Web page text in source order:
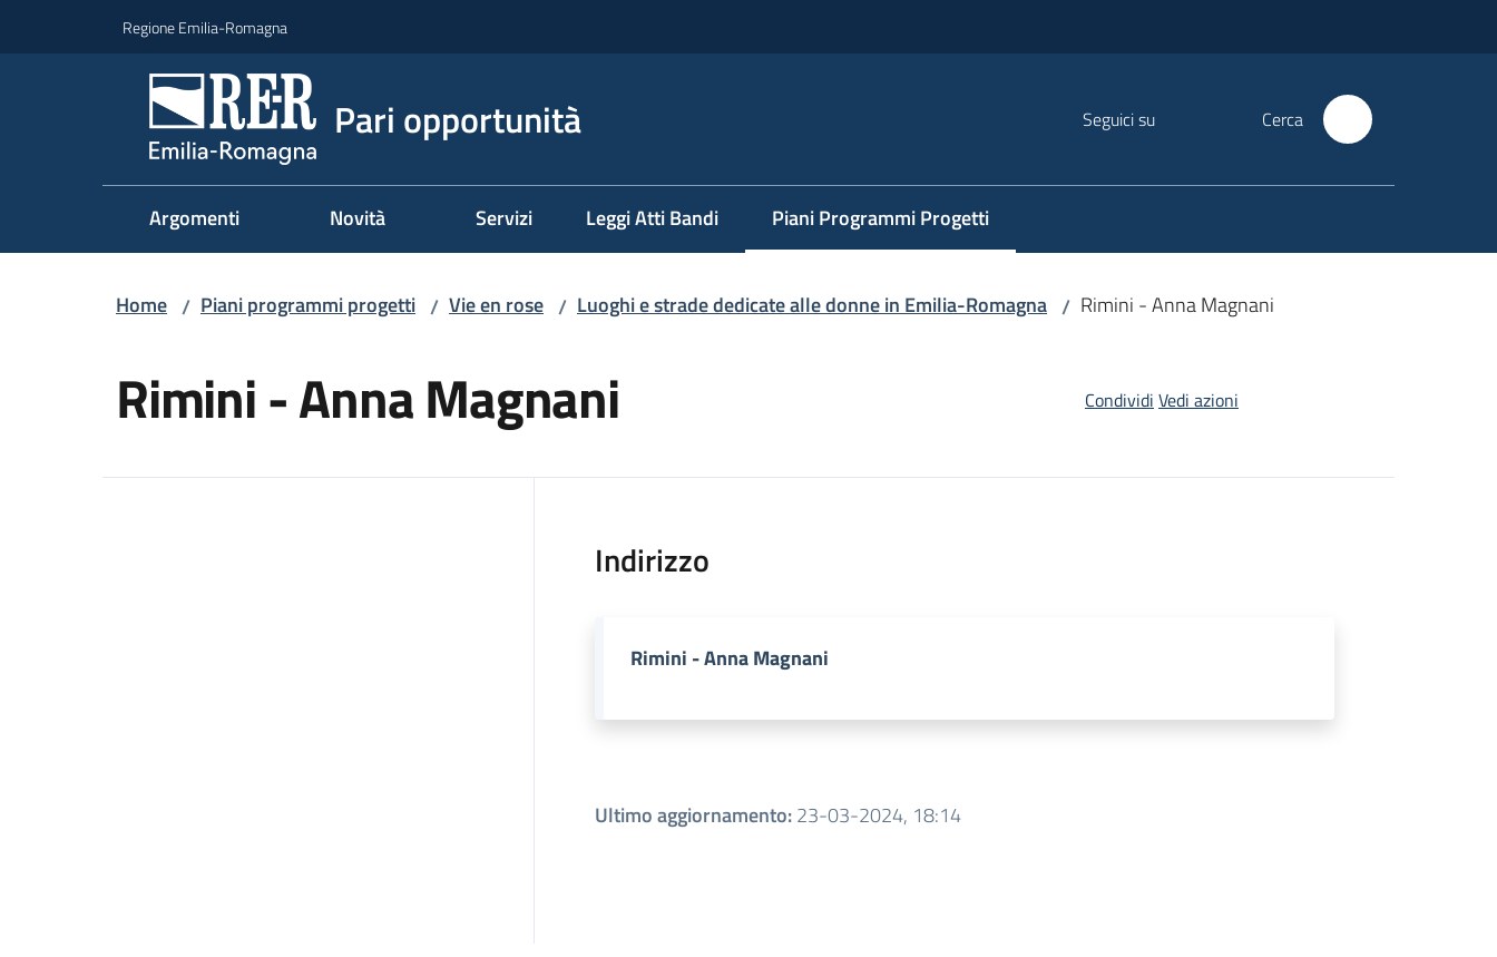
Regione Emilia-Romagna
Pari opportunità Seguici su Cerca
Argomenti Novità Servizi Leggi Atti Bandi Piani Programmi Progetti
Menu selezionato
Home / Piani programmi progetti / Vie en rose / Luoghi e strade dedicate alle donne in Emilia-Romagna / Rimini - Anna Magnani
Rimini - Anna Magnani Condividi Vedi azioni
Indirizzo
Rimini - Anna Magnani
Ultimo aggiornamento:23-03-2024, 18:14